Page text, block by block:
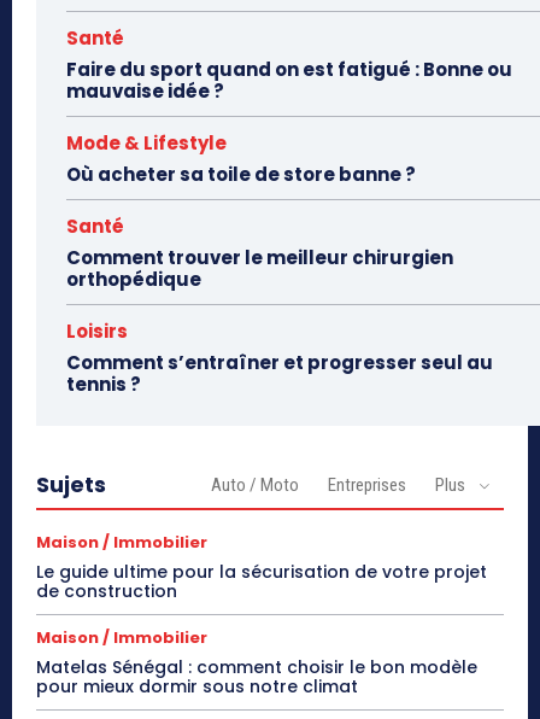
Santé
Faire du sport quand on est fatigué : Bonne ou
mauvaise idée ?
Mode & Lifestyle
Où acheter sa toile de store banne ?
Santé
Comment trouver le meilleur chirurgien
orthopédique
Loisirs
Comment s’entraîner et progresser seul au
tennis ?
Sujets Auto / Moto Entreprises Plus
Maison / Immobilier
Le guide ultime pour la sécurisation de votre projet
de construction
Maison / Immobilier
Matelas Sénégal : comment choisir le bon modèle
pour mieux dormir sous notre climat